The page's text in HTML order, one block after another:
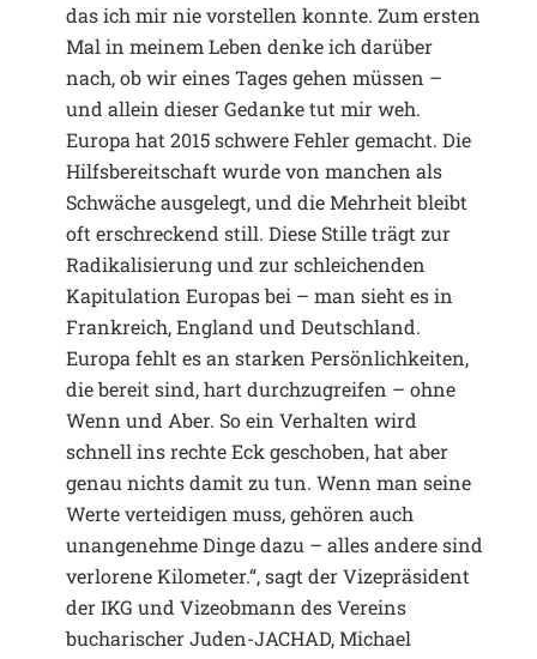
das ich mir nie vorstellen konnte. Zum ersten
Mal in meinem Leben denke ich darüber
nach, ob wir eines Tages gehen müssen –
und allein dieser Gedanke tut mir weh.
Europa hat 2015 schwere Fehler gemacht. Die
Hilfsbereitschaft wurde von manchen als
Schwäche ausgelegt, und die Mehrheit bleibt
oft erschreckend still. Diese Stille trägt zur
Radikalisierung und zur schleichenden
Kapitulation Europas bei – man sieht es in
Frankreich, England und Deutschland.
Europa fehlt es an starken Persönlichkeiten,
die bereit sind, hart durchzugreifen – ohne
Wenn und Aber. So ein Verhalten wird
schnell ins rechte Eck geschoben, hat aber
genau nichts damit zu tun. Wenn man seine
Werte verteidigen muss, gehören auch
unangenehme Dinge dazu – alles andere sind
verlorene Kilometer.“, sagt der Vizepräsident
der IKG und Vizeobmann des Vereins
bucharischer Juden-JACHAD, Michael